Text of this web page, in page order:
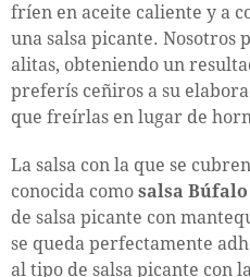
fríen en aceite caliente y a
una salsa picante. Nosotros
alitas, obteniendo un
preferís ceñiros a su
que freírlas en lugar de
La salsa con la que se
conocida como salsa Búfalo
de salsa picante con
se queda perfectamente
al tipo de salsa picante con